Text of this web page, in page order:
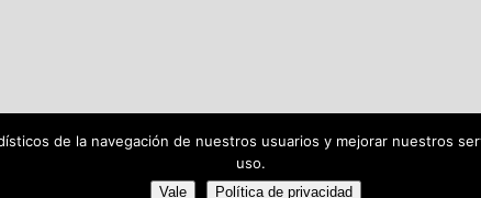
de la navegación de nuestros usuarios y mejorar nuestros
uso.
Vale Política de privacidad